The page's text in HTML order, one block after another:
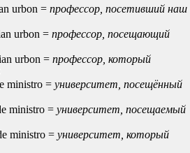
urbon = профессор, посетивший наш
urbon = профессор, посещающий
urbon = профессор, который
ministro = университет, посещённый
ministro = университет, посещаемый
ministro = университет, который